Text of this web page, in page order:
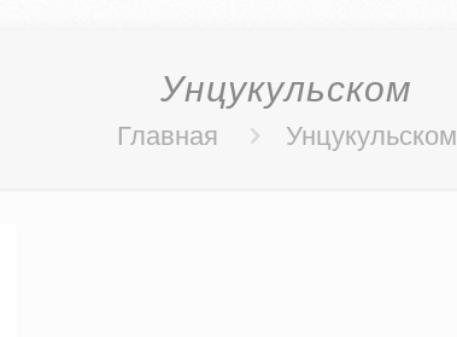
Унцукульском
Главная Унцукульском